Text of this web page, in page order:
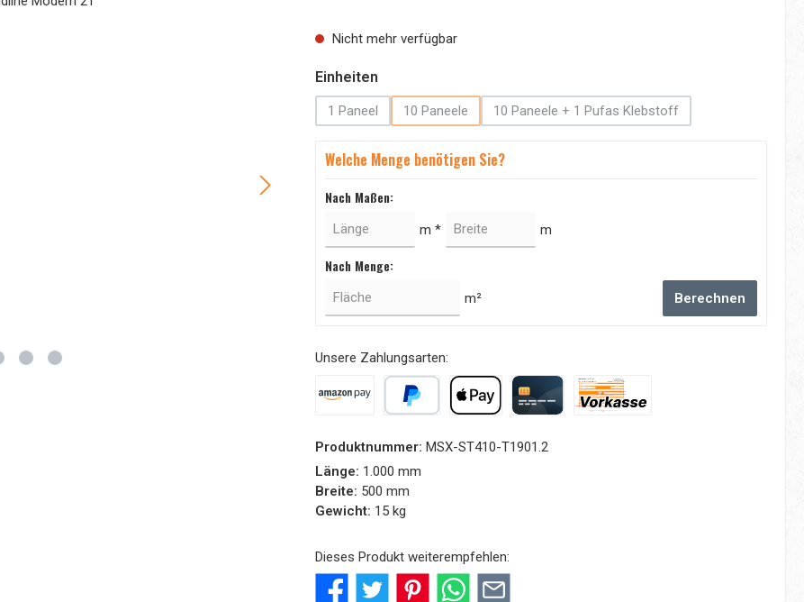
Nicht mehr verfügbar
Einheitenauswählen
1 Paneel 10 Paneele 10 Paneele + 1 Pufas Klebstoff
Welche Menge benötigen Sie?
Nach Maßen:
m * m
Nach Menge:
m² Berechnen
Unsere Zahlungsarten:
Produktnummer: MSX-ST410-T1901.2
Länge: 1.000 mm
Breite: 500 mm
Gewicht: 15 kg
Dieses Produkt weiterempfehlen: